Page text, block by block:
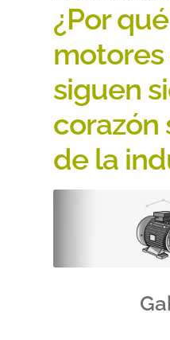
ART FRIDAY 2025
Artículos del blog
AVISO LEGAL
Black Friday 2025
CONDICIONES DE COMPRA
¿Por
siguen
corazón
de la